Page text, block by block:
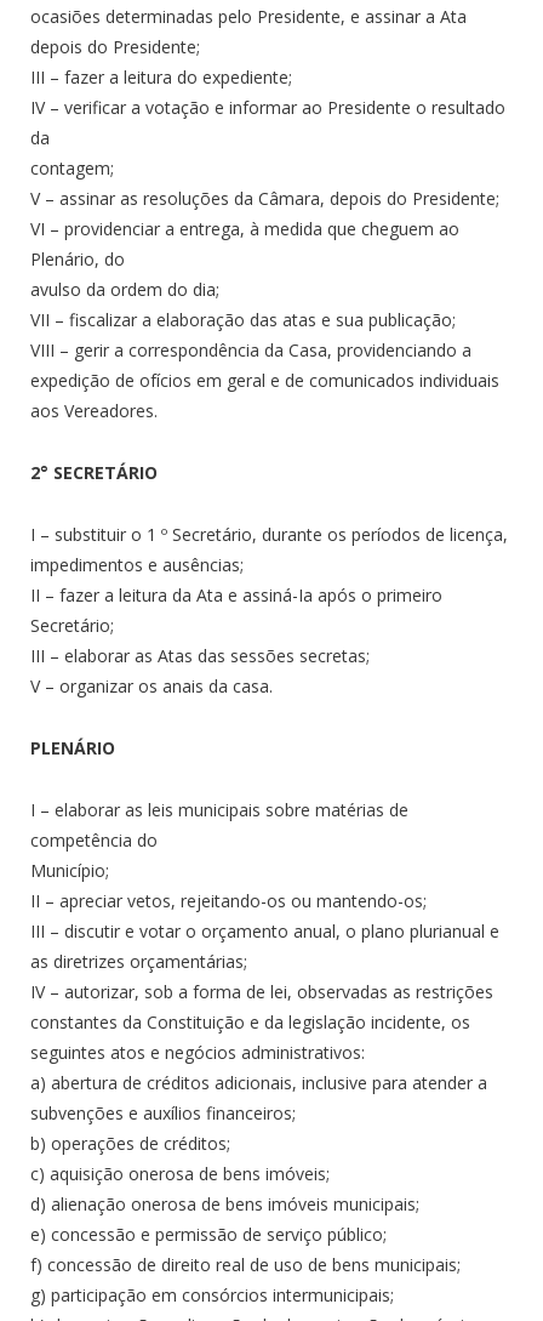
ocasiões determinadas pelo Presidente, e assinar a Ata
depois do Presidente;
III – fazer a leitura do expediente;
IV – verificar a votação e informar ao Presidente o resultado
da
contagem;
V – assinar as resoluções da Câmara, depois do Presidente;
VI – providenciar a entrega, à medida que cheguem ao
Plenário, do
avulso da ordem do dia;
VII – fiscalizar a elaboração das atas e sua publicação;
VIII – gerir a correspondência da Casa, providenciando a
expedição de ofícios em geral e de comunicados individuais
aos Vereadores.
2° SECRETÁRIO
I – substituir o 1 º Secretário, durante os períodos de licença,
impedimentos e ausências;
II – fazer a leitura da Ata e assiná-Ia após o primeiro
Secretário;
III – elaborar as Atas das sessões secretas;
V – organizar os anais da casa.
PLENÁRIO
I – elaborar as leis municipais sobre matérias de
competência do
Município;
II – apreciar vetos, rejeitando-os ou mantendo-os;
III – discutir e votar o orçamento anual, o plano plurianual e
as diretrizes orçamentárias;
IV – autorizar, sob a forma de lei, observadas as restrições
constantes da Constituição e da legislação incidente, os
seguintes atos e negócios administrativos:
a) abertura de créditos adicionais, inclusive para atender a
subvenções e auxílios financeiros;
b) operações de créditos;
c) aquisição onerosa de bens imóveis;
d) alienação onerosa de bens imóveis municipais;
e) concessão e permissão de serviço público;
f) concessão de direito real de uso de bens municipais;
g) participação em consórcios intermunicipais;